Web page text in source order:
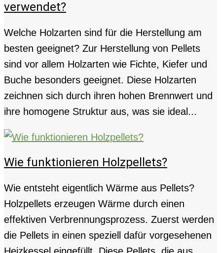
verwendet?
Welche Holzarten sind für die Herstellung am
besten geeignet? Zur Herstellung von Pellets
sind vor allem Holzarten wie Fichte, Kiefer und
Buche besonders geeignet. Diese Holzarten
zeichnen sich durch ihren hohen Brennwert und
ihre homogene Struktur aus, was sie ideal...
Wie funktionieren Holzpellets?
Wie entsteht eigentlich Wärme aus Pellets?
Holzpellets erzeugen Wärme durch einen
effektiven Verbrennungsprozess. Zuerst werden
die Pellets in einen speziell dafür vorgesehenen